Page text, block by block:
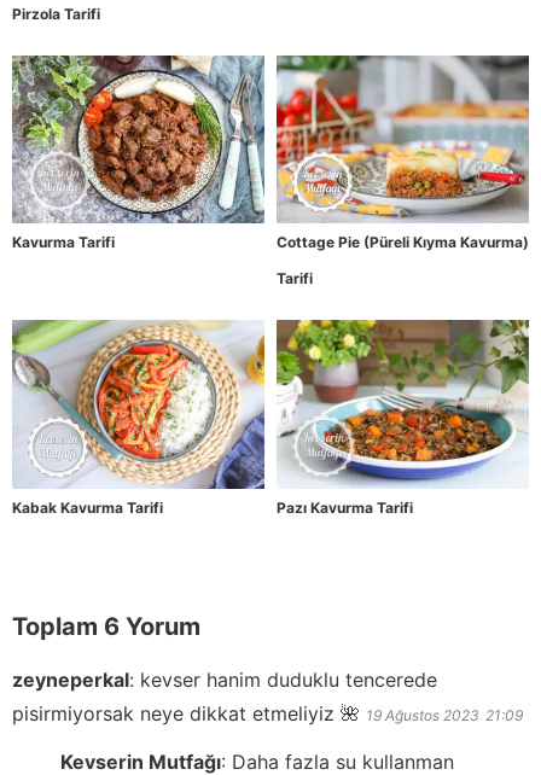
Pirzola Tarifi
Kavurma Tarifi
Cottage Pie (Püreli Kıyma Kavurma)
Tarifi
Kabak Kavurma Tarifi Pazı Kavurma Tarifi
Toplam 6 Yorum
zeyneperkal: kevser hanim duduklu tencerede
pisirmiyorsak neye dikkat etmeliyiz 🌺 19 Ağustos 2023 21:09
Kevserin Mutfağı: Daha fazla su kullanman